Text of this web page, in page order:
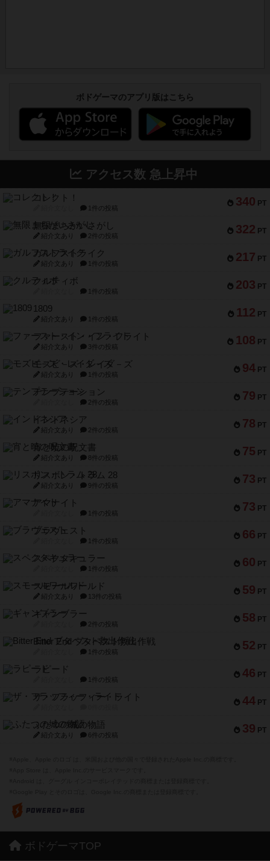
ボドゲーマのアプリ版はこちら
アクセス数 急上昇中
340 PT
コレクト！
1件の投稿
322 PT
無限まちがいさがし
紹介文あり 2件の投稿
217 PT
ガルフストライク
紹介文あり 1件の投稿
203 PT
クルティボ
1件の投稿
112 PT
1809
紹介文あり 1件の投稿
108 PT
ファースト・イン・フライト
紹介文あり 3件の投稿
94 PT
モズビ－ズ・レイダ－ズ
紹介文あり 1件の投稿
79 PT
テンプテーション
2件の投稿
78 PT
インドネシア
紹介文あり 2件の投稿
75 PT
宵と暁の呪文書
紹介文あり 8件の投稿
73 PT
リスボン・トラム 28
紹介文あり 9件の投稿
73 PT
アマナイト
1件の投稿
66 PT
ブラヴェスト
1件の投稿
60 PT
スペクタキュラー
1件の投稿
59 PT
スモールワールド
紹介文あり 13件の投稿
58 PT
ギャンブラー
2件の投稿
52 PT
Bitter End ブタペスト救出作戦
1件の投稿
46 PT
ラピード
1件の投稿
44 PT
ザ・フラッフィー・ライト
39 PT
ふたつの城の物語
紹介文あり 6件の投稿
ボドゲーマTOP